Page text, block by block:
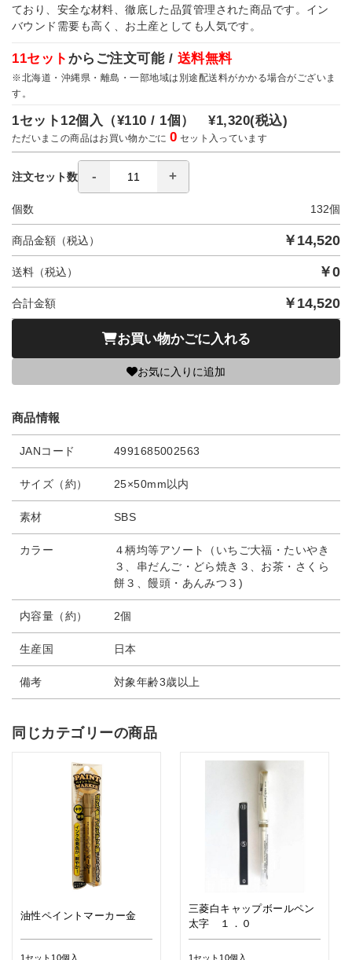
ており、安全な材料、徹底した品質管理された商品です。イン
バウンド需要も高く、お土産としても人気です。
11セット からご注文可能 / 送料無料
※北海道・沖縄県・離島・一部地域は別途配送料がかかる場合がございま
す。
1セット12個入（¥110 / 1個）¥1,320(税込)
ただいまこの商品はお買い物かごに0 セット入っています
注文セット数
個数 132個
商品金額（税込） ￥ 14,520
送料（税込） ￥0
合計金額 ￥ 14,520
お買い物かごに入れる
お気に入りに追加
商品情報
JANコード 4991685002563
サイズ（約） 25×50mm以内
素材 SBS
カラー
４柄均等アソート（いちご大福・たいやき
３、串だんご・どら焼き３、お茶・さくら
餅３、饅頭・あんみつ３)
内容量（約） 2個
生産国 日本
備考 対象年齢3歳以上
同じカテゴリーの商品
油性ペイントマーカー金
1セット10個入
三菱白キャップボールペン
太字 １．０
1セット10個入